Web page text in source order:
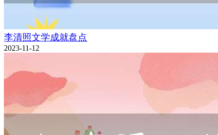
李清照文学成就盘点
2023-11-12